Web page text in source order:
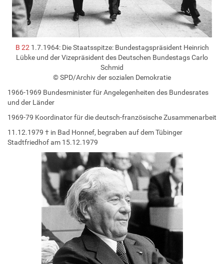
B 22 1.7.1964: Die Staatsspitze: Bundestagspräsident Heinrich
Lübke und der Vizepräsident des Deutschen Bundestags Carlo
Schmid
© SPD/Archiv der sozialen Demokratie
1966-1969 Bundesminister für Angelegenheiten des Bundesrates
und der Länder
1969-79 Koordinator für die deutsch-französische Zusammenarbeit
11.12.1979 † in Bad Honnef, begraben auf dem Tübinger
Stadtfriedhof am 15.12.1979